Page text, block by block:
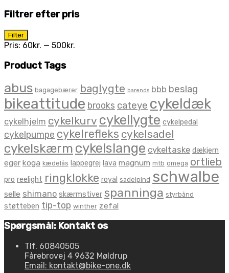
Filtrer efter pris
Mindste
pris
Højeste
pris
Filter
Pris: 60kr. — 500kr.
Product Tags
abus bagagebærer baglygte barends bbb beslag
bikeattitude brooks cateye cykeldæk
cykelhjelm cykelkurv cykellygte cykelpedal
cykelpumpe cykelrefleks cykelsadel
cykelskærm cykelslange cykeltaske dækjern
eger koga kædelås lappegrej lava magnum mtb omega ortlieb
pro reelight ringklokke royal sadelpind schwalbe
selle shimano skærmstiver spanninga styrbånd
støtteben tip-top winther zefal
Spørgsmål: Kontakt os
Tlf. 60840505
Fårebrovej 4 9632 Møldrup
Email: kontakt@bike-one.dk